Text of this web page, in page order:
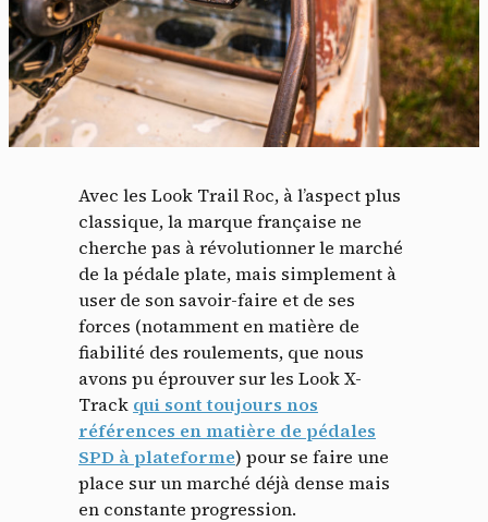
Avec les Look Trail Roc, à l’aspect plus
classique, la marque française ne
cherche pas à révolutionner le marché
de la pédale plate, mais simplement à
user de son savoir-faire et de ses
forces (notamment en matière de
fiabilité des roulements, que nous
avons pu éprouver sur les Look X-
Track qui sont toujours nos
références en matière de pédales
SPD à plateforme) pour se faire une
place sur un marché déjà dense mais
en constante progression.